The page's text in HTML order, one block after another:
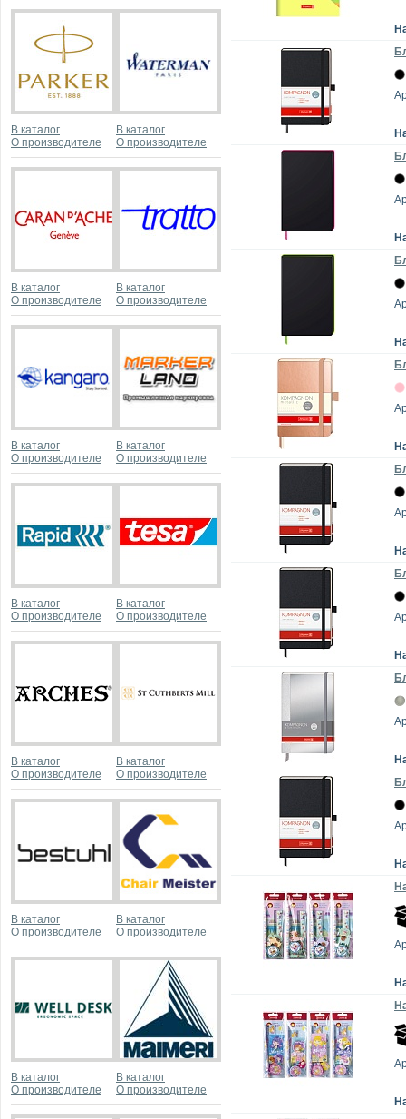
В каталог
О производителе
В каталог
О производителе
В каталог
О производителе
В каталог
О производителе
В каталог
О производителе
В каталог
О производителе
В каталог
О производителе
В каталог
О производителе
В каталог
О производителе
В каталог
О производителе
В каталог
О производителе
В каталог
О производителе
В каталог
О производителе
В каталог
О производителе